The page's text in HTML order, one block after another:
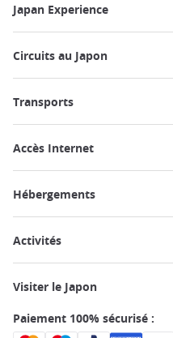
Japan Experience
Circuits au Japon
Transports
Accès Internet
Hébergements
Activités
Visiter le Japon
Paiement 100% sécurisé :